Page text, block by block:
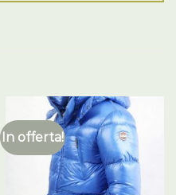
In offerta!